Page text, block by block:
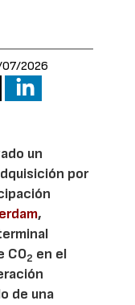
2026
un
por
,
CO2 en el
de una